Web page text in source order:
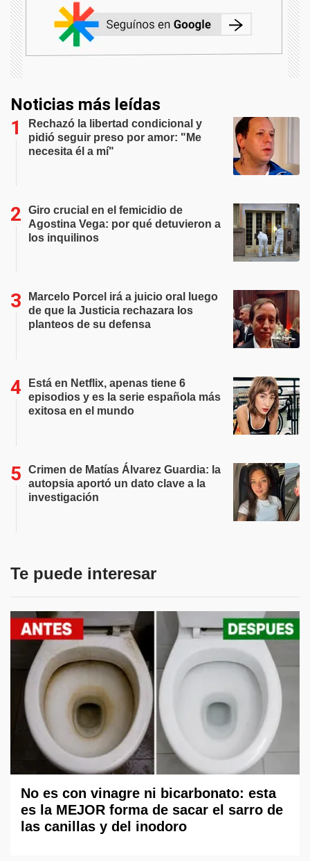
Noticias más leídas
Rechazó la libertad condicional y
pidió seguir preso por amor: "Me
necesita él a mí"
Giro crucial en el femicidio de
Agostina Vega: por qué detuvieron a
los inquilinos
Marcelo Porcel irá a juicio oral luego
de que la Justicia rechazara los
planteos de su defensa
Está en Netflix, apenas tiene 6
episodios y es la serie española más
exitosa en el mundo
Crimen de Matías Álvarez Guardia: la
autopsia aportó un dato clave a la
investigación
Te puede interesar
No es con vinagre ni bicarbonato: esta
es la MEJOR forma de sacar el sarro de
las canillas y del inodoro